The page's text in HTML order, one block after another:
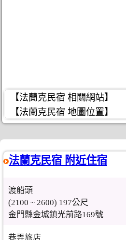
【法蘭克民宿 相關網站】
【法蘭克民宿 地圖位置】
法蘭克民宿 附近住宿
渡船頭
(2100 ~ 2600) 197公尺
金門縣金城鎮光前路169號
巷弄旅店